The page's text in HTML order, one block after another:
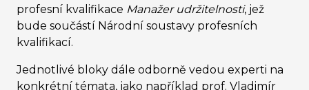
profesní kvalifikace Manažer udržitelnosti, jež
bude součástí Národní soustavy profesních
kvalifikací.
Jednotlivé bloky dále odborně vedou experti na
konkrétní témata, jako například prof. Vladimír